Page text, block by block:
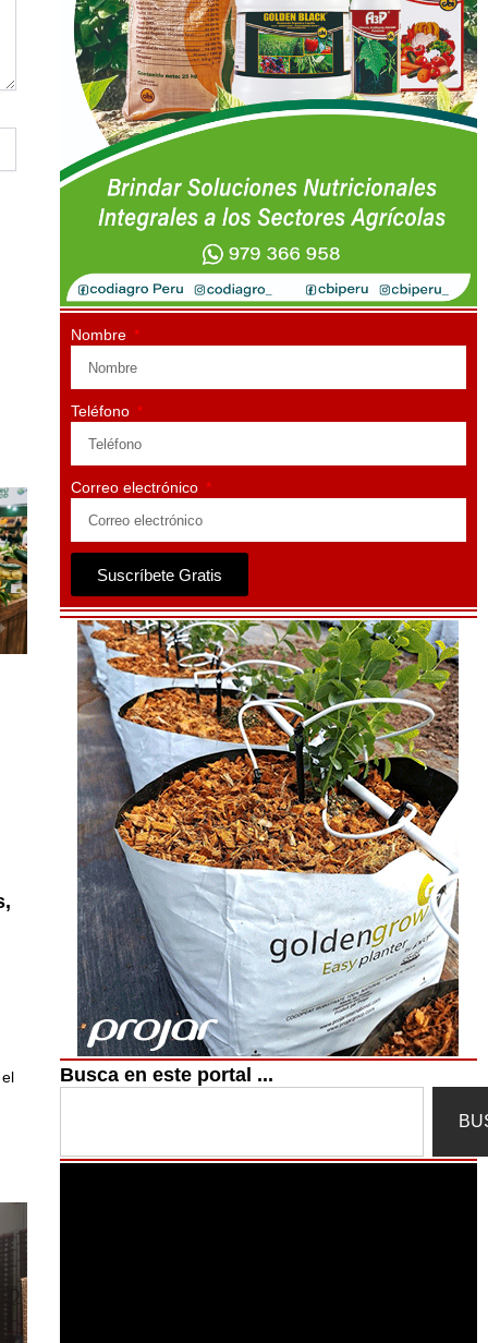
Nombre
Teléfono
Correo electrónico
Suscríbete Gratis
Busca en este portal ...